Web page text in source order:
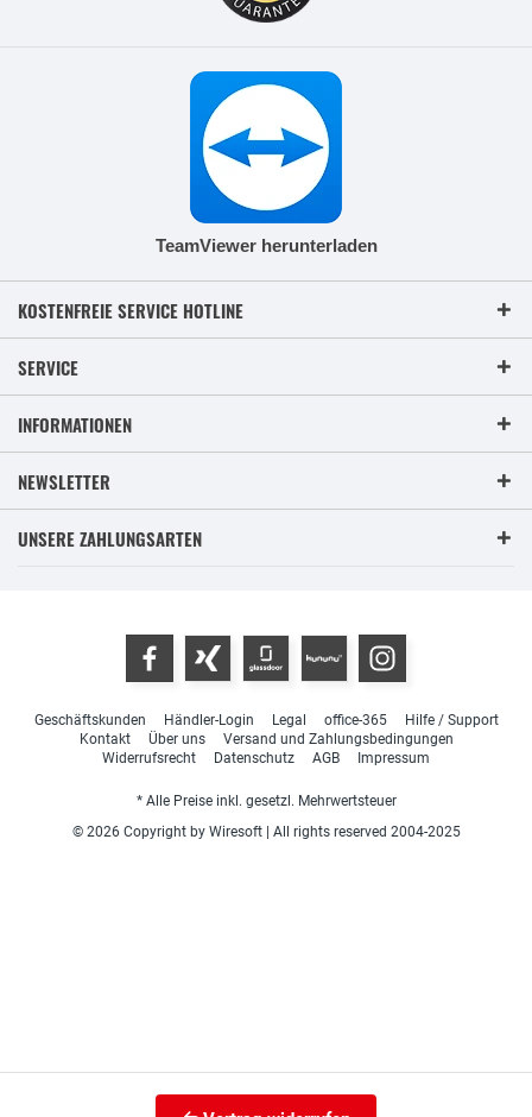
TeamViewer herunterladen
KOSTENFREIE SERVICE HOTLINE
SERVICE
INFORMATIONEN
NEWSLETTER
UNSERE ZAHLUNGSARTEN
Geschäftskunden Händler-Login Legal office-365
Hilfe / Support
Kontakt
Über uns
Versand und Zahlungsbedingungen
Widerrufsrecht
Datenschutz AGB Impressum
* Alle Preise inkl. gesetzl. Mehrwertsteuer
© 2026 Copyright by Wiresoft | All rights reserved 2004-2025